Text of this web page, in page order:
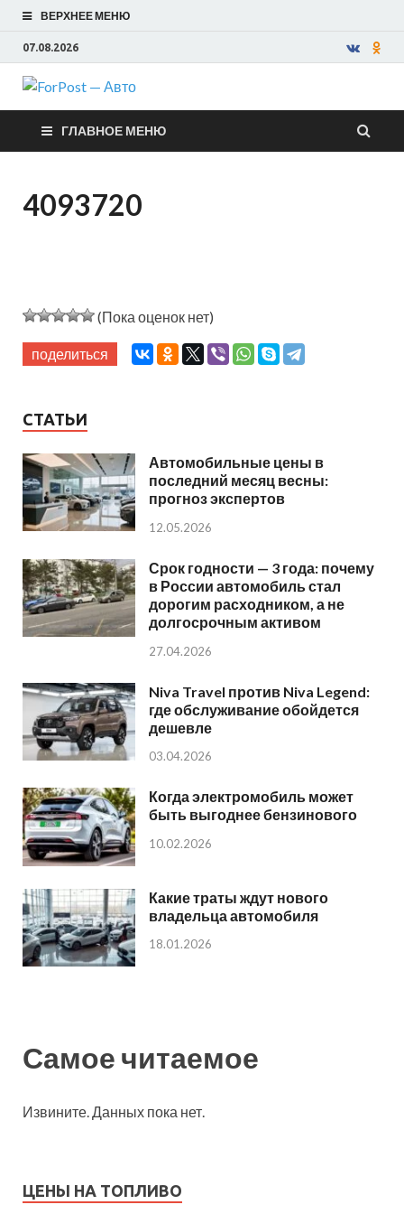
ВЕРХНЕЕ МЕНЮ
07.08.2026
ForPost —
Авто
ГЛАВНОЕ МЕНЮ
4093720
(Пока оценок нет)
поделиться
СТАТЬИ
Автомобильные цены в
последний месяц весны:
прогноз экспертов
12.05.2026
Срок годности — 3 года: почему
в России автомобиль стал
дорогим расходником, а не
долгосрочным активом
27.04.2026
Niva Travel против Niva Legend:
где обслуживание обойдется
дешевле
03.04.2026
Когда электромобиль может
быть выгоднее бензинового
10.02.2026
Какие траты ждут нового
владельца автомобиля
18.01.2026
Самое читаемое
Извините. Данных пока нет.
ЦЕНЫ НА ТОПЛИВО